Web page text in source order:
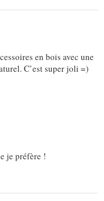
en bois avec une
C’est super joli =)
je préfère !